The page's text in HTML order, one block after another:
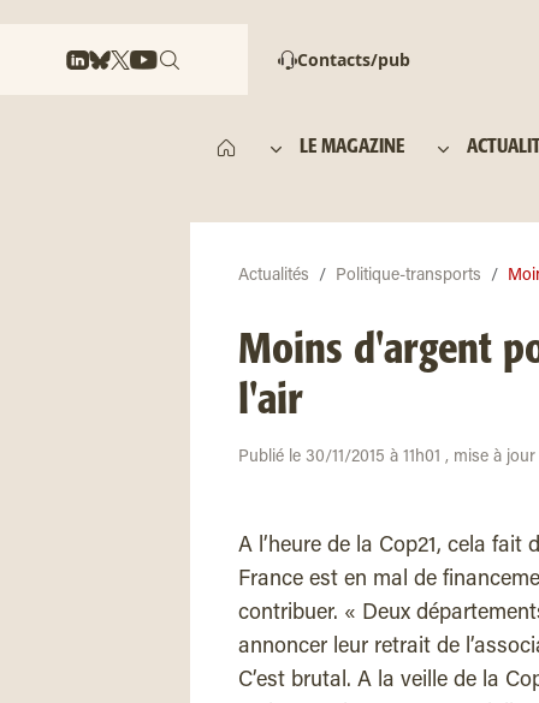
Contacts/pub
LE MAGAZINE
Actualités Politique-transports
Moins d'argent
l'air
Publié le 30/11/2015 à 11h01 , mise à
A l’heure de la Cop21, cela fait
France est en mal de
contribuer. « Deux
annoncer leur retrait de
C’est brutal. A la veille de la